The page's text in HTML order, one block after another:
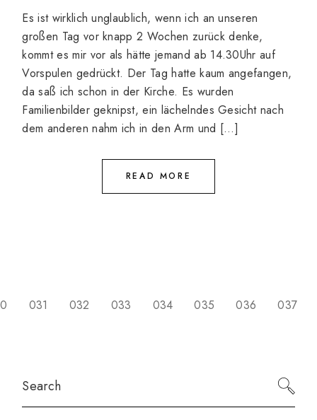
Es ist wirklich unglaublich, wenn ich an unseren
großen Tag vor knapp 2 Wochen zurück denke,
kommt es mir vor als hätte jemand ab 14.30Uhr auf
Vorspulen gedrückt. Der Tag hatte kaum angefangen,
da saß ich schon in der Kirche. Es wurden
Familienbilder geknipst, ein lächelndes Gesicht nach
dem anderen nahm ich in den Arm und […]
READ MORE
BEITRÄGE
031 032 033 034 035 036 037